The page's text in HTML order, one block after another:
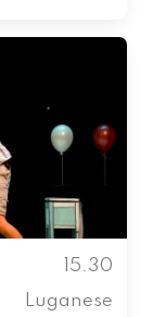
15.30
Luganese